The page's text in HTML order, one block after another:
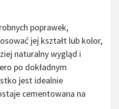
poprawek,
jej kształt lub kolor,
naturalny wygląd i
po dokładnym
jest idealnie
cementowana na